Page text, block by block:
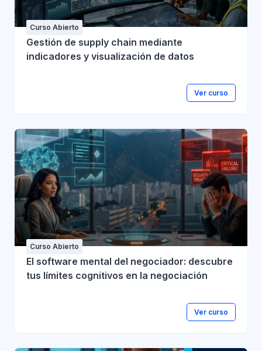
Curso Abierto
Gestión de supply chain mediante
indicadores y visualización de datos
Ver curso
Curso Abierto
El software mental del negociador: descubre
tus límites cognitivos en la negociación
Ver curso